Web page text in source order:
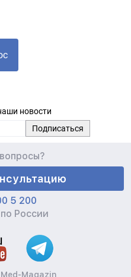
новости
5 200
России
Magazin